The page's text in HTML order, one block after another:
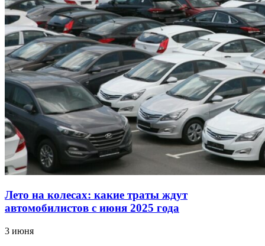
Лето на колесах: какие траты ждут
автомобилистов с июня 2025 года
3 июня